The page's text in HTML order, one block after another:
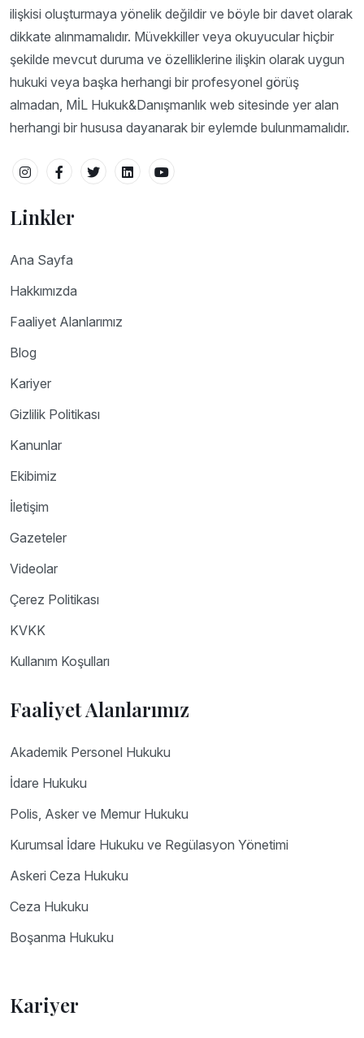
ilişkisi oluşturmaya yönelik değildir ve böyle bir davet olarak
dikkate alınmamalıdır. Müvekkiller veya okuyucular hiçbir
şekilde mevcut duruma ve özelliklerine ilişkin olarak uygun
hukuki veya başka herhangi bir profesyonel görüş
almadan, MİL Hukuk&Danışmanlık web sitesinde yer alan
herhangi bir hususa dayanarak bir eylemde bulunmamalıdır.
Linkler
Ana Sayfa
Hakkımızda
Faaliyet Alanlarımız
Blog
Kariyer
Gizlilik Politikası
Kanunlar
Ekibimiz
İletişim
Gazeteler
Videolar
Çerez Politikası
KVKK
Kullanım Koşulları
Faaliyet Alanlarımız
Akademik Personel Hukuku
İdare Hukuku
Polis, Asker ve Memur Hukuku
Kurumsal İdare Hukuku ve Regülasyon Yönetimi
Askeri Ceza Hukuku
Ceza Hukuku
Boşanma Hukuku
Kariyer